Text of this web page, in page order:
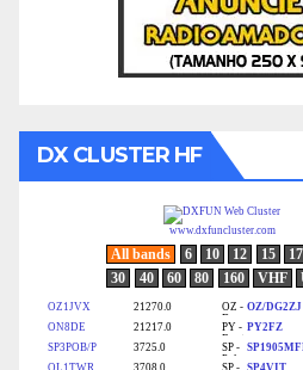
DX CLUSTER HF